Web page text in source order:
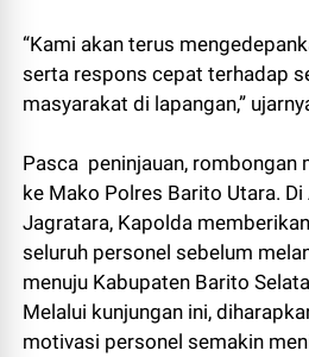
“Kami akan terus
serta respons cepat terhadap
masyarakat di lapangan,”
Pasca peninjauan, rombongan
ke Mako Polres Barito Utara.
Jagratara, Kapolda
seluruh personel sebelum
menuju Kabupaten Barito
Melalui kunjungan ini,
motivasi personel semakin